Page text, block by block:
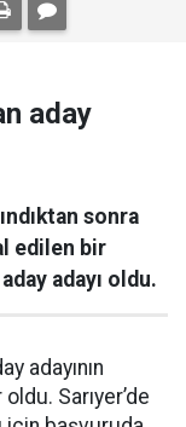
aday
sonra
edilen bir
adayı oldu.
adayının
Sarıyer’de